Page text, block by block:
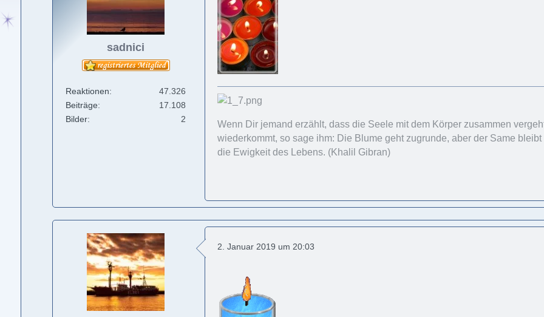
sadnici
Reaktionen
47.326
Beiträge
17.108
Bilder
2
Wenn Dir jemand erzählt, dass die Seele mit dem Körper zusammen
wiederkommt, so sage ihm: Die Blume geht zugrunde, aber der Same
die Ewigkeit des Lebens. (Khalil Gibran)
2. Januar 2019 um 20:03